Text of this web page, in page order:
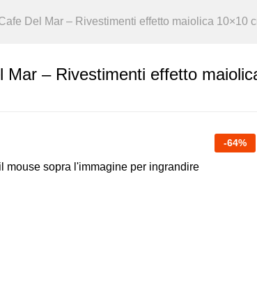
Del Mar – Rivestimenti effetto maiolica 10×10
Mar – Rivestimenti effetto
-64%
mouse sopra l'immagine per ingrandire